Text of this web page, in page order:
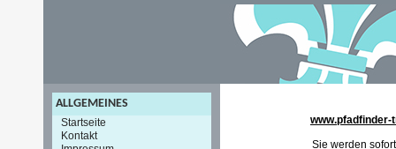
ALLGEMEINES
Startseite
Kontakt
www.pfadfinder-
Sie werden